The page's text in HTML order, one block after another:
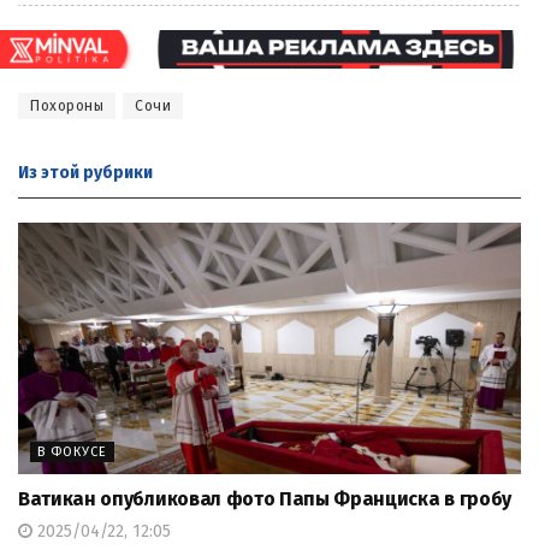
Похороны Сочи
Из этой рубрики
В ФОКУСЕ
Ватикан опубликовал фото Папы Франциска в гробу
2025/04/22, 12:05